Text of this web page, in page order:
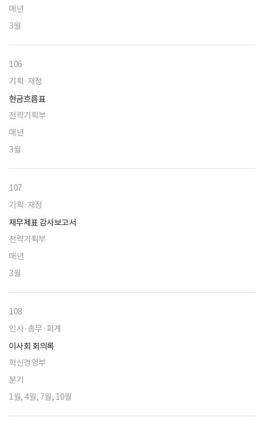
매년
3월
106
기획·재정
현금흐름표
전략기획부
매년
3월
107
기획·재정
재무제표 감사보고서
전략기획부
매년
3월
108
인사·총무·회계
이사회 회의록
혁신경영부
분기
1월, 4월, 7월, 10월